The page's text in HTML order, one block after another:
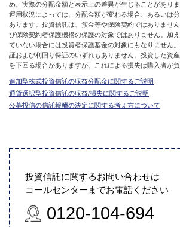
め、実際の分配金額と表示上の差異が生じることがありま
運用状況によっては、分配金額が変わる場合、あるいは
あります。投資信託は、預金等や保険契約ではありませ
び保険契約者保護機構の保護の対象ではありません。加
ていない場合には投資者保護基金の対象にもなりません
証および利回り保証のいずれもありません。投資した資
を下回る場合がありますが、これによる損失は購入者が
追加型株式投資信託の収益分配金に関するご説明
通貨選択型投資信託の収益/損失に関するご説明
公募投信の信託報酬の決定に関する考え方について
投資信託に関するお問い合わせは
コールセンターまでお電話ください
0120-104-694